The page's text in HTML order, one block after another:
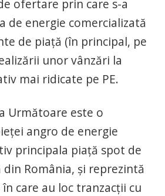
ofertare prin care s-a
de energie comercializată
de piață (în principal, pe
unor vânzări la
mai ridicate pe PE.
Următoare este o
angro de energie
principala piață spot de
România, şi reprezintă
care au loc tranzacţii cu